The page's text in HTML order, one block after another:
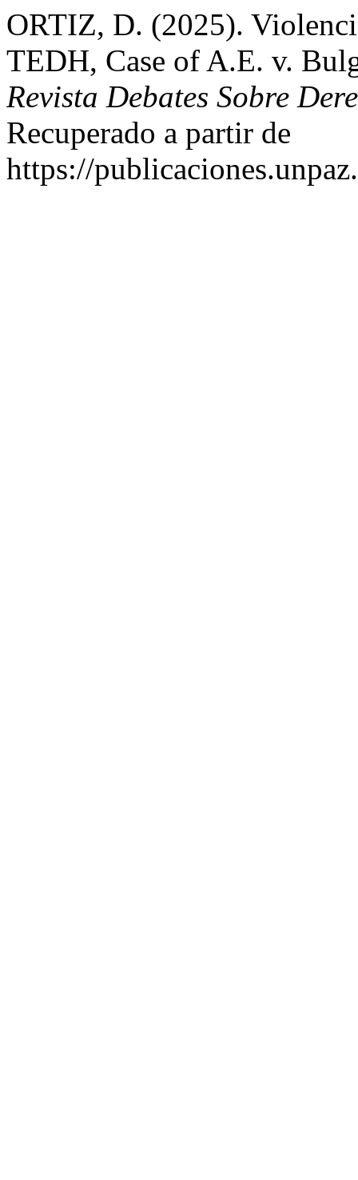
ORTIZ, D. (2025).
TEDH, Case of A.E. v.
Revista Debates Sobre
Recuperado a partir de
https://